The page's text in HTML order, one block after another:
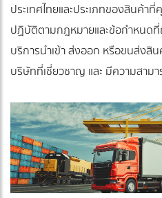
ประเทศไทยและประเภทของสินค้า
ปฏิบัติตามกฎหมายและข้อกำหนด
บริการนำเข้า ส่งออก หรือขนส่งสิ
บริษัทที่เชี่ยวชาญ และ มีความสามา